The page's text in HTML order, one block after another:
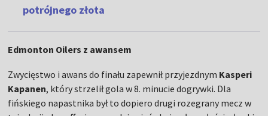
potrójnego złota
Edmonton Oilers z awansem
Zwycięstwo i awans do finału zapewnił przyjezdnym Kasperi
Kapanen, który strzelił gola w 8. minucie dogrywki. Dla
fińskiego napastnika był to dopiero drugi rozegrany mecz w